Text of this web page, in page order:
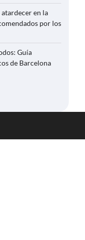
en la
por los
Guía
de Barcelona